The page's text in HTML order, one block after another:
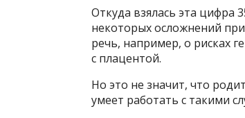
Откуда взялась эта цифра
некоторых осложнений
речь, например, о рисках
с плацентой.
Но это не значит, что
умеет работать с такими